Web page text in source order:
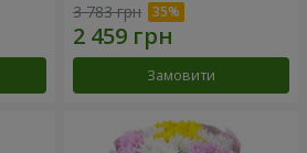
3 783 грн
Замовити